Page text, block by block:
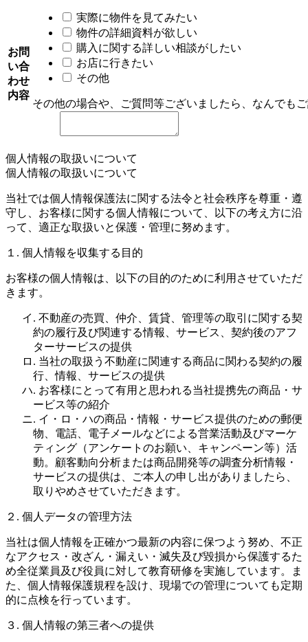
お問
い合
わせ
内容
実際に物件を見てみたい
物件の詳細資料が欲しい
購入に関する詳しい相談がしたい
お店に行きたい
その他
その他の場合や、ご質問等ございましたら、なんでも
個人情報の取扱いについて
個人情報の取扱いについて
当社では個人情報保護法に関する法令と社会秩序を尊重・遵
守し、お客様に関する個人情報について、以下の考え方に沿
って、適正な取扱いと保護・管理に努めます。
１. 個人情報を収集する目的
お客様の個人情報は、以下の目的のために利用させていただ
きます。
イ. 不動産の売買、仲介、賃貸、管理等の取引に関する契
約の履行及び関連する情報、サービス、契約後のアフ
ターサービスの提供
ロ. 当社の取扱う不動産に関連する商品に関わる契約の履
行、情報、サービスの提供
ハ. お客様にとって有用と思われる当社提携先の商品・サ
ービス等の紹介
ニ. イ・ロ・ハの商品・情報・サービス提供のための郵便
物、電話、電子メールなどによる営業活動及びマーケ
ティング（アンケートのお願い、キャンペーン等）活
動。顧客動向分析または商品開発等の調査分析情報・
サービスの提供は、ご本人の申し出がありましたら、
取りやめさせていただきます。
２. 個人データの管理方法
当社は個人情報を正確かつ最新の内容に保つよう努め、不正
なアクセス・改ざん・漏えい・滅失及び毀損から保護するた
め全従業員及び役員に対して教育研修を実施しています。ま
た、個人情報保護規程を設け、現場での管理についても定期
的に点検を行っています。
３. 個人情報の第三者への提供